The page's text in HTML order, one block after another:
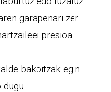
garapenari zer
presioa
bakoitzak egin